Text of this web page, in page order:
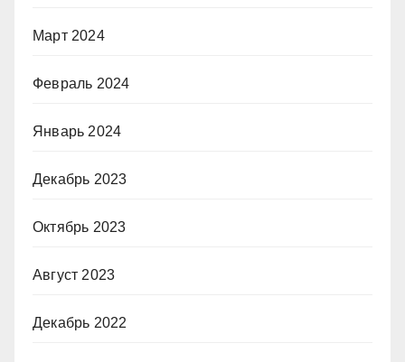
Март 2024
Февраль 2024
Январь 2024
Декабрь 2023
Октябрь 2023
Август 2023
Декабрь 2022